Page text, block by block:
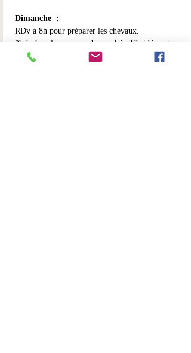
Dimanche  :
RDv à 8h pour préparer les chevaux.
3h à cheval pour une chevauchée débridée entre
plaine et monts d'or pour vivre la liberté